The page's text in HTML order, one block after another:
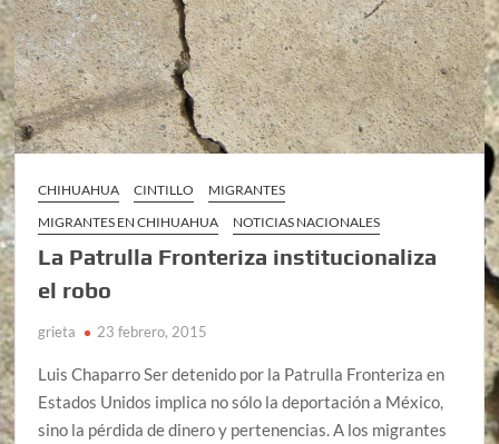
CHIHUAHUA CINTILLO
MIGRANTES
MIGRANTES EN CHIHUAHUA
NOTICIAS NACIONALES
La Patrulla Fronteriza institucionaliza
el robo
grieta 23 febrero, 2015
Luis Chaparro Ser detenido por la Patrulla Fronteriza en
Estados Unidos implica no sólo la deportación a México,
sino la pérdida de dinero y pertenencias. A los migrantes